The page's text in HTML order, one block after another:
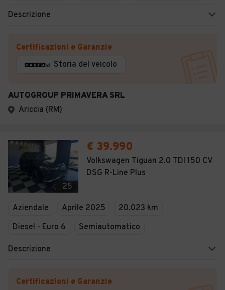
Descrizione
Certificazioni e Garanzie
Storia del veicolo
AUTOGROUP PRIMAVERA SRL
Ariccia (RM)
25
€ 39.990
Volkswagen Tiguan 2.0 TDI 150 CV
DSG R-Line Plus
Aziendale Aprile 2025
20.023 km
Diesel - Euro 6
Semiautomatico
Descrizione
Certificazioni e Garanzie